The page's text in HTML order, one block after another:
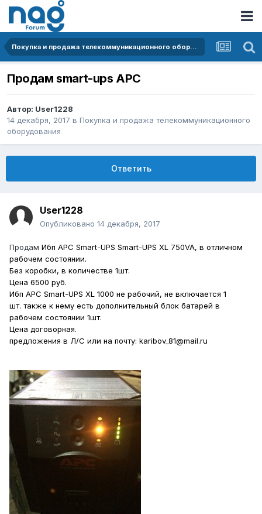
Покупка и продажа телекоммуникационного оборудования
Продам smart-ups APC
Автор: User1228
14 декабря, 2017 в Покупка и продажа телекоммуникационного
оборудования
Ответить
User1228
Опубликовано 14 декабря, 2017
Продам Ибп APC Smart-UPS Smart-UPS XL 750VA, в отличном
рабочем состоянии.
Без коробки, в количестве 1шт.
Цена 6500 руб.
Ибп APC Smart-UPS XL 1000 не рабочий, не включается 1
шт. также к нему есть дополнительный блок батарей в
рабочем состоянии 1шт.
Цена договорная.
предложения в Л/С или на почту: karibov_81@mail.ru